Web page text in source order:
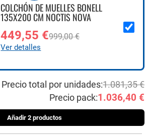
COLCHÓN DE MUELLES BONELL
135X200 CM NOCTIS NOVA
449,55 €999,00 €
Ver detalles
Precio total por unidades:1.081,35 €
Precio pack:1.036,40 €
Añadir 2 productos